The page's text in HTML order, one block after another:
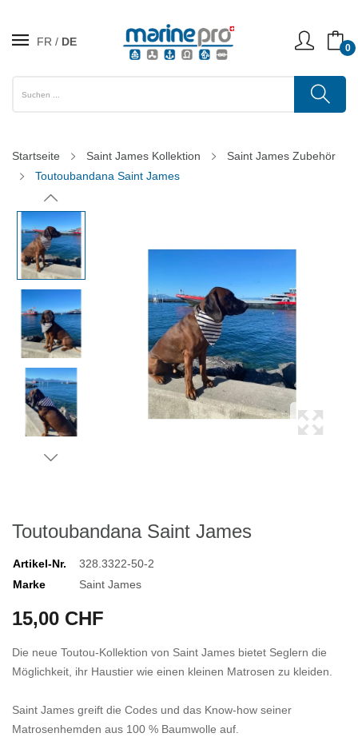
FR DE 0
Startseite Saint James Kollektion
Saint James Zubehör
Toutoubandana Saint James
Toutoubandana Saint James
Artikel-Nr.
328.3322-50-2
Marke
Saint James
15,00 CHF
Die neue Toutou-Kollektion von Saint James bietet Seglern die
Möglichkeit, ihr Haustier wie einen kleinen Matrosen zu kleiden.
Saint James greift die Codes und das Know-how seiner
Matrosenhemden aus 100 % Baumwolle auf.